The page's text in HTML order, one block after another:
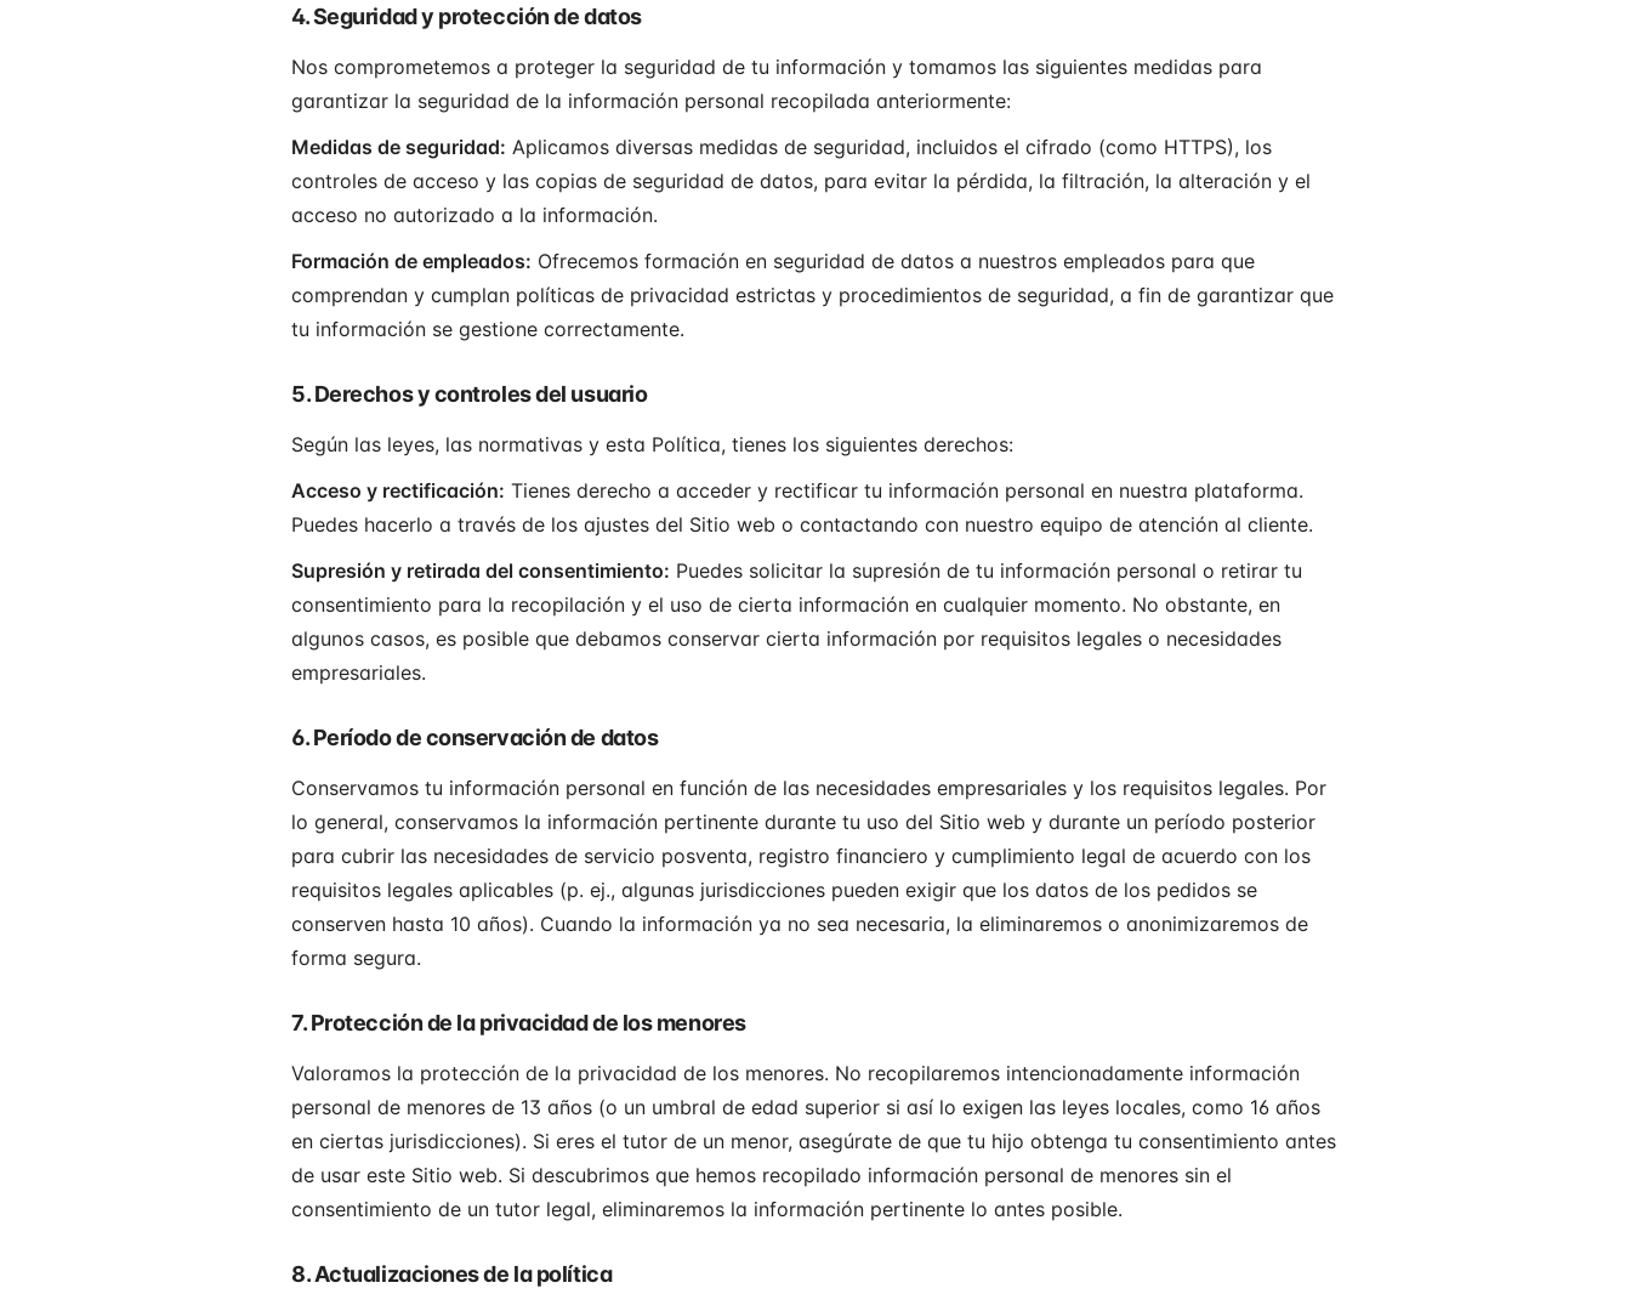
4. Seguridad y protección de datos
Nos comprometemos a proteger la seguridad de tu información y tomamos las siguientes medidas para
garantizar la seguridad de la información personal recopilada anteriormente:
Medidas de seguridad: Aplicamos diversas medidas de seguridad, incluidos el cifrado (como HTTPS), los
controles de acceso y las copias de seguridad de datos, para evitar la pérdida, la filtración, la alteración y el
acceso no autorizado a la información.
Formación de empleados: Ofrecemos formación en seguridad de datos a nuestros empleados para que
comprendan y cumplan políticas de privacidad estrictas y procedimientos de seguridad, a fin de garantizar que
tu información se gestione correctamente.
5. Derechos y controles del usuario
Según las leyes, las normativas y esta Política, tienes los siguientes derechos:
Acceso y rectificación: Tienes derecho a acceder y rectificar tu información personal en nuestra plataforma.
Puedes hacerlo a través de los ajustes del Sitio web o contactando con nuestro equipo de atención al cliente.
Supresión y retirada del consentimiento: Puedes solicitar la supresión de tu información personal o retirar tu
consentimiento para la recopilación y el uso de cierta información en cualquier momento. No obstante, en
algunos casos, es posible que debamos conservar cierta información por requisitos legales o necesidades
empresariales.
6. Período de conservación de datos
Conservamos tu información personal en función de las necesidades empresariales y los requisitos legales. Por
lo general, conservamos la información pertinente durante tu uso del Sitio web y durante un período posterior
para cubrir las necesidades de servicio posventa, registro financiero y cumplimiento legal de acuerdo con los
requisitos legales aplicables (p. ej., algunas jurisdicciones pueden exigir que los datos de los pedidos se
conserven hasta 10 años). Cuando la información ya no sea necesaria, la eliminaremos o anonimizaremos de
forma segura.
7. Protección de la privacidad de los menores
Valoramos la protección de la privacidad de los menores. No recopilaremos intencionadamente información
personal de menores de 13 años (o un umbral de edad superior si así lo exigen las leyes locales, como 16 años
en ciertas jurisdicciones). Si eres el tutor de un menor, asegúrate de que tu hijo obtenga tu consentimiento antes
de usar este Sitio web. Si descubrimos que hemos recopilado información personal de menores sin el
consentimiento de un tutor legal, eliminaremos la información pertinente lo antes posible.
8. Actualizaciones de la política